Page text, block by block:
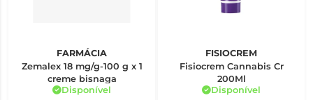
FARMÁCIA
Zemalex 18 mg/g-100 g x 1
creme bisnaga
Disponível
FISIOCREM
Fisiocrem Cannabis Cr
200Ml
Disponível